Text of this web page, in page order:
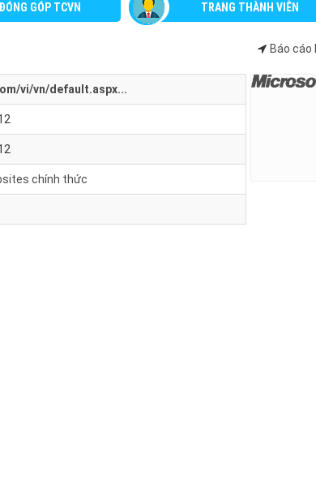
ĐÓNG GÓP TCVN TRANG THÀNH VIÊN
Báo cáo
vi/vn/default.aspx...
chính thức